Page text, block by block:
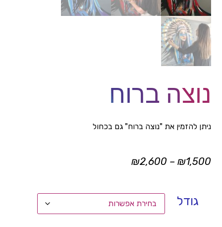
נוצה ברוח
ניתן להזמין את "נוצה ברוח" גם בכחול
₪1,500
–
₪2,600
גודל